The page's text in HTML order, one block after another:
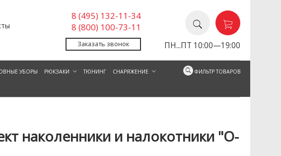
8 (495) 132-11-34
8 (800) 100-73-11
Заказать звонок ПН...ПТ 10:00—19:00
УБОРЫ РЮКЗАКИ ТЮНИНГ СНАРЯЖЕНИЕ ФИЛЬТР ТОВАРОВ
и налокотники "O-Form" - Мультикам Комплект наколенники и
наколенники и налокотники "O-